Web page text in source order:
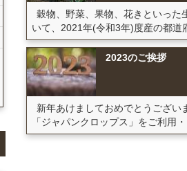
穀物、野菜、果物、花きといった
いて、2021年(令和3年)度産の都道
2023のご挨拶
新年あけましておめでとうござい
「ジャパンクロップス」をご利用・